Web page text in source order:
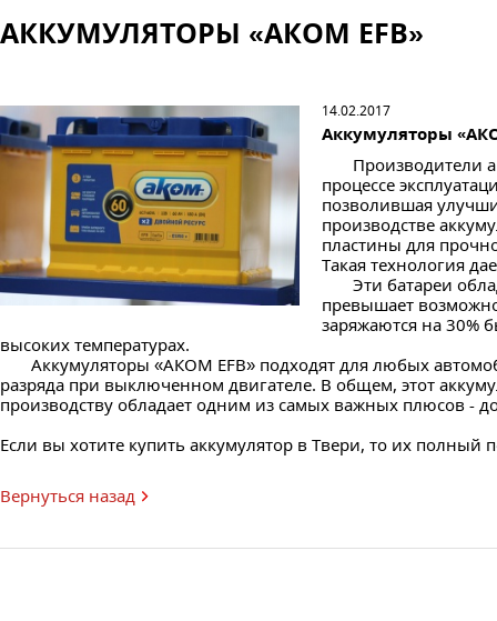
АККУМУЛЯТОРЫ «АКОМ EFB»
14.02.2017
Аккумуляторы
Производители
процессе
позволившая
производстве
пластины для
Такая технология
Эти батареи
превышает
заряжаются на 30%
высоких температурах.
Аккумуляторы «АКОМ EFB» подходят для любых
разряда при выключенном двигателе. В общем, этот
производству обладает одним из самых важных плюсов -
Если вы хотите купить аккумулятор в Твери, то их полный
Вернуться назад